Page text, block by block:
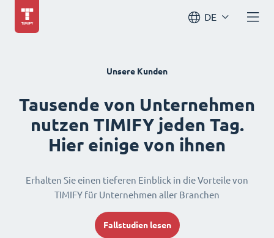
DE
Unsere Kunden
Tausende von Unternehmen
nutzen TIMIFY jeden Tag.
Hier einige von ihnen
Erhalten Sie einen tieferen Einblick in die Vorteile von
TIMIFY für Unternehmen aller Branchen
Fallstudien lesen